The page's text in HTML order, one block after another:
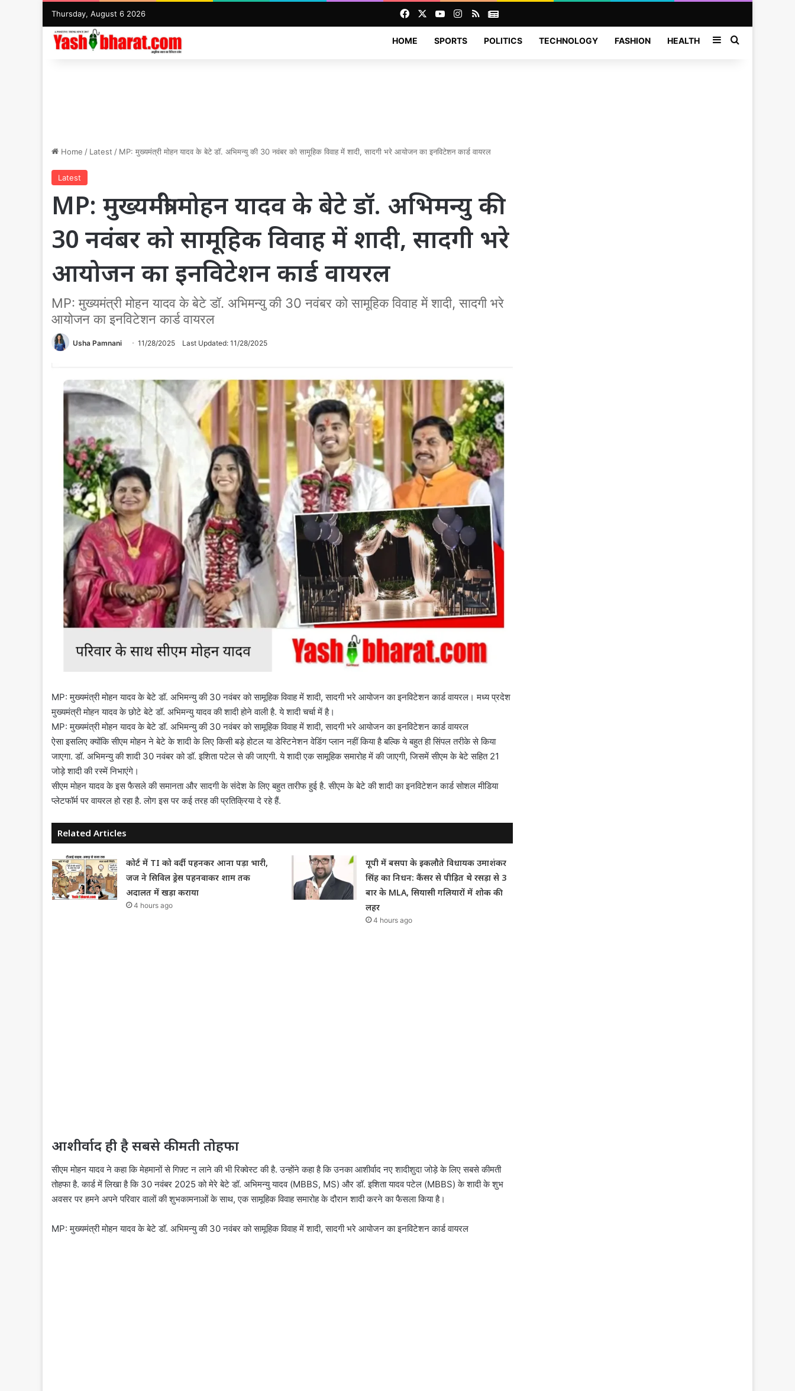
Thursday, August 6 2026 FacebookYouTubeInstagram
RSSNews
HOME SPORTS POLITICS TECHNOLOGY FASHION HEALTH SidebarSearch for
Home / Latest / MP: मुख्यमंत्री मोहन यादव के बेटे डॉ. अभिमन्यु की 30 नवंबर को सामूहिक विवाह में शादी, सादगी भरे आयोजन का इनविटेशन कार्ड वायरल
Latest
MP: मुख्यमंत्री मोहन यादव के बेटे डॉ. अभिमन्यु की
30 नवंबर को सामूहिक विवाह में शादी, सादगी भरे
आयोजन का इनविटेशन कार्ड वायरल
MP: मुख्यमंत्री मोहन यादव के बेटे डॉ. अभिमन्यु की 30 नवंबर को सामूहिक विवाह में शादी, सादगी भरे
आयोजन का इनविटेशन कार्ड वायरल
Usha Pamnani 11/28/2025 Last Updated: 11/28/2025
MP: मुख्यमंत्री मोहन यादव के बेटे डॉ. अभिमन्यु की 30 नवंबर को सामूहिक विवाह में शादी, सादगी भरे आयोजन का इनविटेशन कार्ड वायरल। मध्य प्रदेश
मुख्यमंत्री मोहन यादव के छोटे बेटे डॉ. अभिमन्यु यादव की शादी होने वाली है. ये शादी चर्चा में है।
MP: मुख्यमंत्री मोहन यादव के बेटे डॉ. अभिमन्यु की 30 नवंबर को सामूहिक विवाह में शादी, सादगी भरे आयोजन का इनविटेशन कार्ड वायरल
ऐसा इसलिए क्योंकि सीएम मोहन ने बेटे के शादी के लिए किसी बड़े होटल या डेस्टिनेशन वेडिंग प्लान नहीं किया है बल्कि ये बहुत ही सिंपल तरीके से किया
जाएगा. डॉ. अभिमन्यु की शादी 30 नवंबर को डॉ. इशिता पटेल से की जाएगी. ये शादी एक सामूहिक समारोह में की जाएगी, जिसमें सीएम के बेटे सहित 21
जोड़े शादी की रस्में निभाएंगे।
सीएम मोहन यादव के इस फैसले की समानता और सादगी के संदेश के लिए बहुत तारीफ हुई है. सीएम के बेटे की शादी का इनविटेशन कार्ड सोशल मीडिया
प्लेटफॉर्म पर वायरल हो रहा है. लोग इस पर कई तरह की प्रतिक्रिया दे रहे हैं.
Related Articles
कोर्ट में TI को वर्दी पहनकर आना पड़ा भारी,
जज ने सिविल ड्रेस पहनवाकर शाम तक
अदालत में खड़ा कराया
4 hours ago
यूपी में बसपा के इकलौते विधायक उमाशंकर
सिंह का निधन: कैंसर से पीड़ित थे रसड़ा से 3
बार के MLA, सियासी गलियारों में शोक की
लहर
4 hours ago
आशीर्वाद ही है सबसे कीमती तोहफा
सीएम मोहन यादव ने कहा कि मेहमानों से गिफ़्ट न लाने की भी रिक्वेस्ट की है. उन्होंने कहा है कि उनका आशीर्वाद नए शादीशुदा जोड़े के लिए सबसे कीमती
तोहफा है. कार्ड में लिखा है कि 30 नवंबर 2025 को मेरे बेटे डॉ. अभिमन्यु यादव (MBBS, MS) और डॉ. इशिता यादव पटेल (MBBS) के शादी के शुभ
अवसर पर हमने अपने परिवार वालों की शुभकामनाओं के साथ, एक सामूहिक विवाह समारोह के दौरान शादी करने का फैसला किया है।
MP: मुख्यमंत्री मोहन यादव के बेटे डॉ. अभिमन्यु की 30 नवंबर को सामूहिक विवाह में शादी, सादगी भरे आयोजन का इनविटेशन कार्ड वायरल